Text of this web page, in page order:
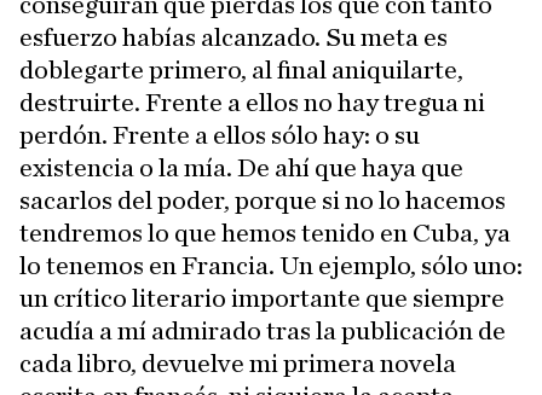
esfuerzo habías alcanzado. Su meta es
doblegarte primero, al final aniquilarte,
destruirte. Frente a ellos no hay tregua ni
perdón. Frente a ellos sólo hay: o su
existencia o la mía. De ahí que haya que
sacarlos del poder, porque si no lo hacemos
tendremos lo que hemos tenido en Cuba, ya
lo tenemos en Francia. Un ejemplo, sólo uno:
un crítico literario importante que siempre
acudía a mí admirado tras la publicación de
cada libro, devuelve mi primera novela